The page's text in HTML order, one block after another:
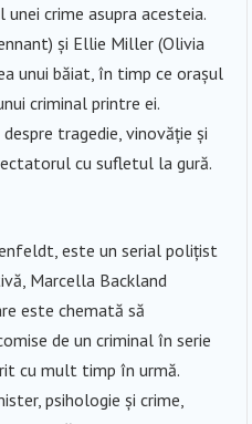
crime asupra acesteia.
și Ellie Miller (Olivia
unui băiat, în timp ce orașul
criminal printre ei.
tragedie, vinovăție și
cu sufletul la gură.
este un serial polițist
Marcella Backland
este chemată să
de un criminal în serie
cu mult timp în urmă.
psihologie și crime,